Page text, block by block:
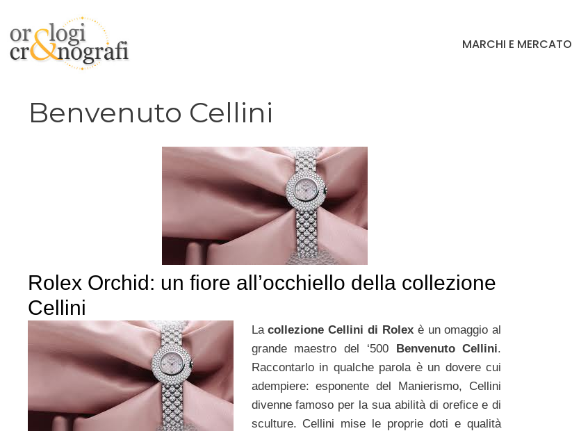
contenuto
MARCHI E MERCATO
Benvenuto Cellini
Rolex Orchid: un fiore all’occhiello della collezione
Cellini
Lacollezione Cellini di Rolexè un omaggio al
grande maestro del ‘500 Benvenuto Cellini.
Raccontarlo in qualche parola è un dovere cui
adempiere: esponente del Manierismo, Cellini
divenne famoso per la sua abilità di orefice e di
sculture. Cellini mise le proprie doti e qualità